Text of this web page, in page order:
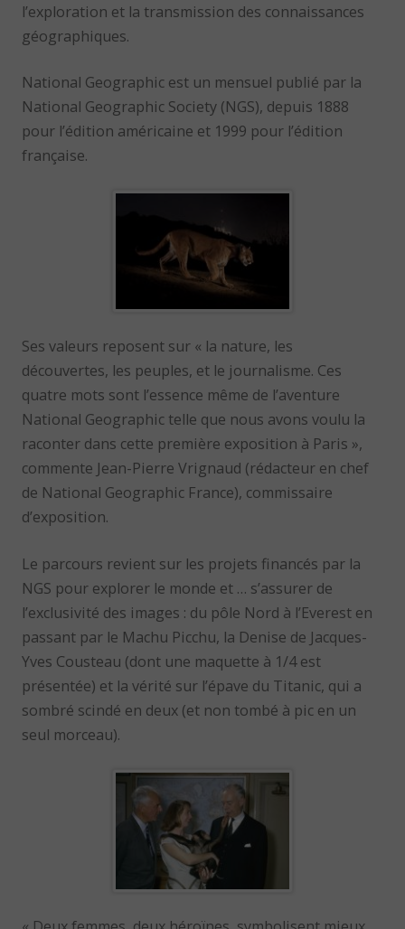
l’exploration et la transmission des connaissances
géographiques.
National Geographic est un mensuel publié par la
National Geographic Society (NGS), depuis 1888
pour l’édition américaine et 1999 pour l’édition
française.
Ses valeurs reposent sur « la nature, les
découvertes, les peuples, et le journalisme. Ces
quatre mots sont l’essence même de l’aventure
National Geographic telle que nous avons voulu la
raconter dans cette première exposition à Paris »,
commente Jean-Pierre Vrignaud (rédacteur en chef
de National Geographic France), commissaire
d’exposition.
Le parcours revient sur les projets financés par la
NGS pour explorer le monde et … s’assurer de
l’exclusivité des images : du pôle Nord à l’Everest en
passant par le Machu Picchu, la Denise de Jacques-
Yves Cousteau (dont une maquette à 1/4 est
présentée) et la vérité sur l’épave du Titanic, qui a
sombré scindé en deux (et non tombé à pic en un
seul morceau).